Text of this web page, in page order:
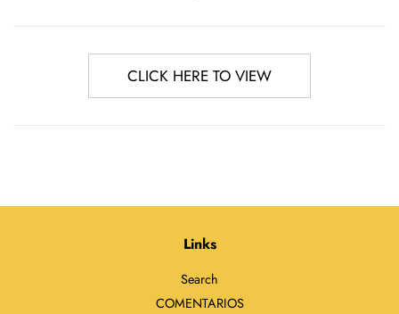
CLICK HERE TO VIEW
Links
Search
COMENTARIOS